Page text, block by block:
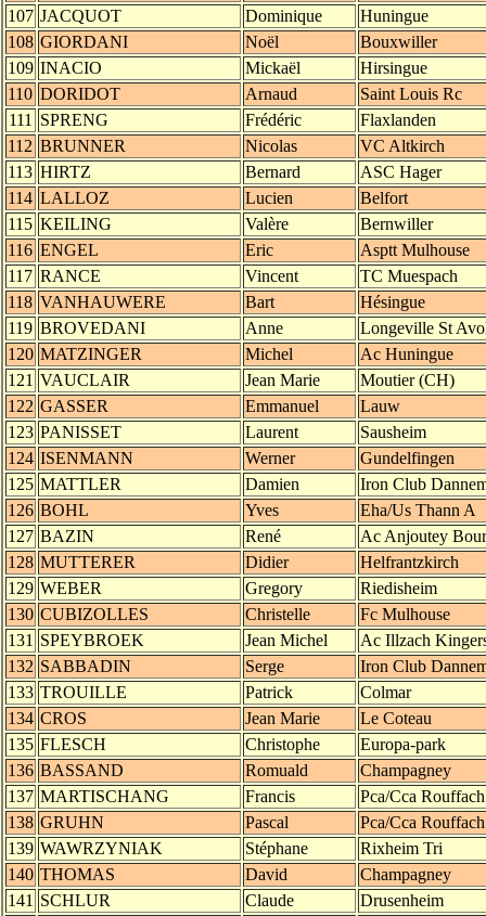
107 JACQUOT Dominique
Huningue
108 GIORDANI Noël
Bouxwiller
109 INACIO Mickaël
Hirsingue
110 DORIDOT Arnaud
Saint Louis Rc
111
SPRENG Frédéric
Flaxlanden
112 BRUNNER Nicolas
VC Altkirch
113 HIRTZ Bernard
ASC Hager
114 LALLOZ Lucien
Belfort
115 KEILING Valère
Bernwiller
116 ENGEL Eric
Asptt Mulhouse
117 RANCE Vincent
TC Muespach
118 VANHAUWERE Bart
Hésingue
119 BROVEDANI Anne
Longeville St
120 MATZINGER Michel
Ac Huningue
121 VAUCLAIR Jean Marie
Moutier (CH)
122 GASSER Emmanuel
Lauw
123 PANISSET Laurent
Sausheim
124 ISENMANN Werner
Gundelfingen
125 MATTLER Damien
Iron Club
126 BOHL Yves
Eha/Us Thann A
127 BAZIN René
Ac Anjoutey
128 MUTTERER Didier
Helfrantzkirch
129 WEBER Gregory
Riedisheim
130 CUBIZOLLES Christelle
Fc Mulhouse
131 SPEYBROEK Jean Michel
Ac Illzach
132 SABBADIN Serge
Iron Club
133 TROUILLE Patrick
Colmar
134 CROS Jean Marie
Le Coteau
135 FLESCH Christophe
Europa-park
136 BASSAND Romuald
Champagney
137 MARTISCHANG Francis
Pca/Cca Rouffach
138 GRUHN Pascal
Pca/Cca Rouffach
139 WAWRZYNIAK Stéphane
Rixheim Tri
140 THOMAS David
Champagney
141 SCHLUR Claude Drusenheim